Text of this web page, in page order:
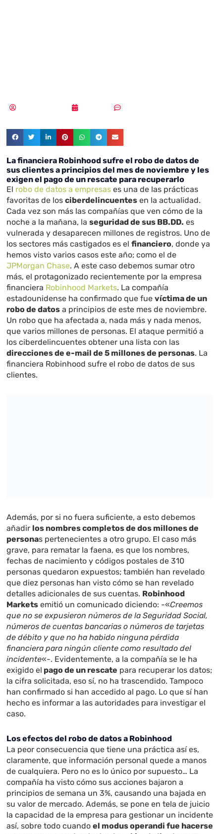
La financiera Robinhood sufre el robo de datos de
sus clientes a principios del mes de noviembre y les
exigen el pago de un rescate para recuperarlo
El robo de datos a empresas es una de las prácticas
favoritas de losciberdelincuentes en la actualidad.
Cada vez son más las compañías que ven cómo de la
noche a la mañana, laseguridad de sus BB.DD. es
vulnerada y desaparecen millones de registros. Uno de
los sectores más castigados es elfinanciero, donde ya
hemos visto varios casos este año; como el de
JPMorgan Chase. A este caso debemos sumar otro
más, el protagonizado recientemente por la empresa
financiera Robinhood Markets. La compañía
estadounidense ha confirmado que fuevíctima de un
robo de datos a principios de este mes de noviembre.
Un robo que ha afectada a, nada más y nada menos,
que varios millones de personas. El ataque permitió a
los ciberdelincuentes obtener una lista con las
direcciones de e-mail de 5 millones de personas. La
financiera Robinhood sufre el robo de datos de sus
clientes.
Además, por si no fuera suficiente, a esto debemos
añadir los nombres completos de dos millones de
personas pertenecientes a otro grupo. El caso más
grave, para rematar la faena, es que los nombres,
fechas de nacimiento y códigos postales de 310
personas quedaron expuestos; también han revelado
que diez personas han visto cómo se han revelado
detalles adicionales de sus cuentas. Robinhood
Markets emitió un comunicado diciendo: -«Creemos
que no se expusieron números de la Seguridad Social,
números de cuentas bancarias o números de tarjetas
de débito y que no ha habido ninguna pérdida
financiera para ningún cliente como resultado del
incidente«-. Evidentemente, a la compañía se le ha
exigido el pago de un rescate para recuperar los datos;
la cifra solicitada, eso sí, no ha trascendido. Tampoco
han confirmado si han accedido al pago. Lo que sí han
hecho es informar a las autoridades para investigar el
caso.
Los efectos del robo de datos a Robinhood
La peor consecuencia que tiene una práctica así es,
claramente, que información personal quede a manos
de cualquiera. Pero no es lo único por supuesto… La
compañía ha visto cómo sus acciones bajaron a
principios de semana un 3%, causando una bajada en
su valor de mercado. Además, se pone en tela de juicio
la capacidad de la empresa para gestionar un incidente
así, sobre todo cuandoel modus operandi fue hacerse